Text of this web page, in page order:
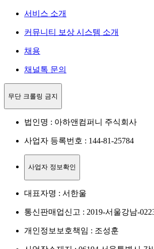
서비스 소개
커뮤니티 보상 시스템 소개
채용
채널톡 문의
무단 크롤링 금지
법인명 : 아하앤컴퍼니 주식회사
사업자 등록번호 : 144-81-25784
사업자 정보확인
대표자명 : 서한울
통신판매업신고 : 2019-서울강남-
개인정보보호책임 : 조성훈